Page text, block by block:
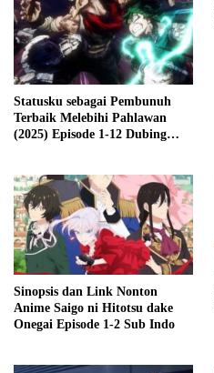
Statusku sebagai Pembunuh
Terbaik Melebihi Pahlawan
(2025) Episode 1-12 Dubing
Sinopsis dan Link Nonton
Anime Saigo ni Hitotsu dake
Onegai Episode 1-2 Sub Indo